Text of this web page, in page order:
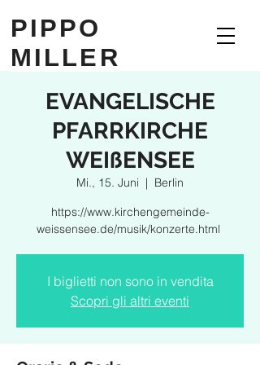
PIPPO
MILLER
EVANGELISCHE
PFARRKIRCHE
WEIßENSEE
Mi., 15. Juni
  |
Berlin
https://www.kirchengemeinde-
weissensee.de/musik/konzerte.html
I biglietti non sono in vendita
Scopri gli altri eventi